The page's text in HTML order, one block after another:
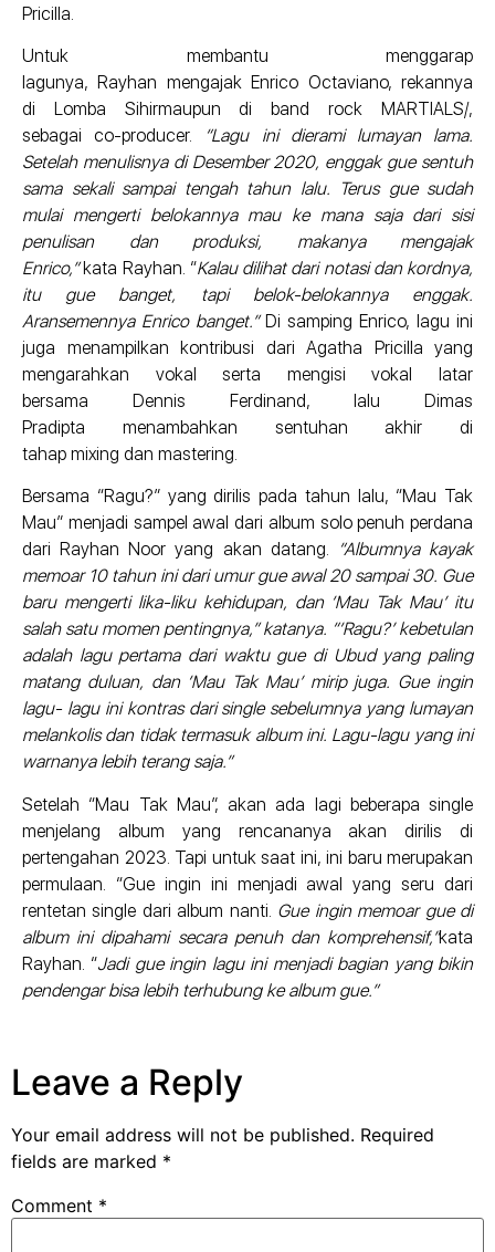
Pricilla.
Untuk membantu menggarap
lagunya, Rayhan mengajak Enrico Octaviano, rekannya
di Lomba Sihirmaupun di band rock MARTIALS/,
sebagai co-producer.
“Lagu ini dierami lumayan lama.
Setelah menulisnya di Desember 2020, enggak gue sentuh
sama sekali sampai tengah tahun lalu. Terus gue sudah
mulai mengerti belokannya mau ke mana saja dari sisi
penulisan dan produksi, makanya mengajak
Enrico,”kata Rayhan. “Kalau dilihat dari notasi dan kordnya,
itu gue banget, tapi belok-belokannya enggak.
Aransemennya Enrico banget.”Di samping Enrico, lagu ini
juga menampilkan kontribusi dari Agatha Pricilla yang
mengarahkan vokal serta mengisi vokal latar
bersama Dennis Ferdinand, lalu Dimas
Pradipta menambahkan sentuhan akhir di
tahap mixing dan mastering.
Bersama “Ragu?” yang dirilis pada tahun lalu, “Mau Tak
Mau” menjadi sampel awal dari album solo penuh perdana
dari Rayhan Noor yang akan datang.
“Albumnya kayak
memoar 10 tahun ini dari umur gue awal 20 sampai 30. Gue
baru mengerti lika-liku kehidupan, dan ‘Mau Tak Mau’ itu
salah satu momen pentingnya,” katanya. “‘Ragu?’ kebetulan
adalah lagu pertama dari waktu gue di Ubud yang paling
matang duluan, dan ‘Mau Tak Mau’ mirip juga. Gue ingin
lagu- lagu ini kontras dari single sebelumnya yang lumayan
melankolis dan tidak termasuk album ini. Lagu-lagu yang ini
warnanya lebih terang saja.”
Setelah “Mau Tak Mau”, akan ada lagi beberapa single
menjelang album yang rencananya akan dirilis di
pertengahan 2023. Tapi untuk saat ini, ini baru merupakan
permulaan. “Gue ingin ini menjadi awal yang seru dari
rentetan single dari album nanti. Gue ingin memoar gue di
album ini dipahami secara penuh dan komprehensif,”kata
Rayhan. “Jadi gue ingin lagu ini menjadi bagian yang bikin
pendengar bisa lebih terhubung ke album gue.”
Leave a Reply
Your email address will not be published. Required
fields are marked *
Comment *